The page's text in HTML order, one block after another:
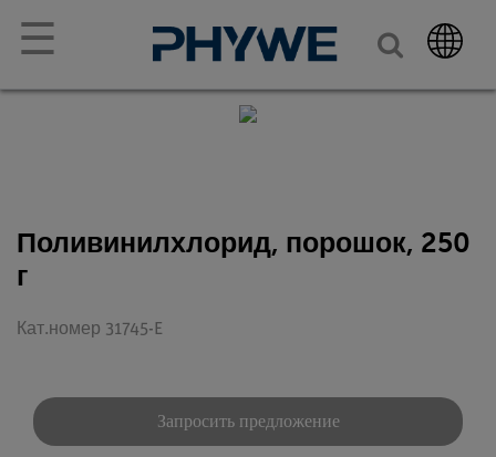
☰
Поливинилхлорид, порошок, 250
г
Кат.номер 31745-E
Запросить предложение